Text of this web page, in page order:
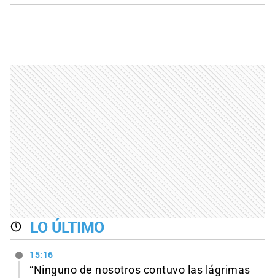
LO ÚLTIMO
15:16
“Ninguno de nosotros contuvo las lágrimas